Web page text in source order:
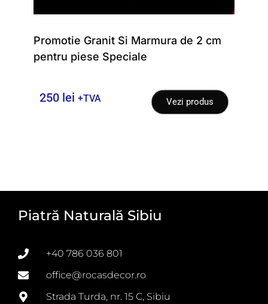
Promotie Granit Si Marmura de 2 cm
pentru piese Speciale
250 lei +TVA Vezi produs
Piatră Naturală Sibiu
+40 786 036 801
office@rocasdecor.ro
Strada Turda, nr. 15 C, Sibiu